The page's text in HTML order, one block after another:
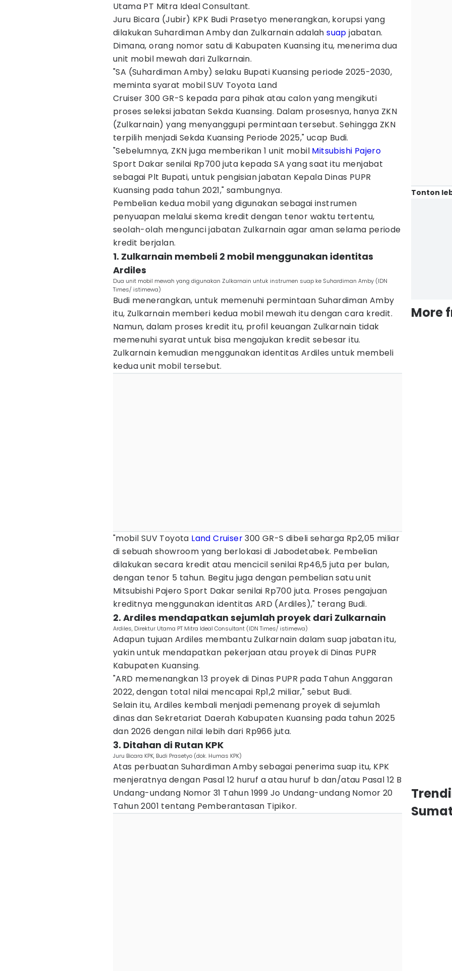
Utama PT Mitra Ideal Consultant.
Juru Bicara (Jubir) KPK Budi Prasetyo menerangkan, korupsi yang
dilakukan Suhardiman Amby dan Zulkarnain adalahsuap jabatan.
Dimana, orang nomor satu di Kabupaten Kuansing itu, menerima dua
unit mobil mewah dari Zulkarnain.
"SA (Suhardiman Amby) selaku Bupati Kuansing periode 2025-2030,
meminta syarat mobil SUV Toyota Land
Cruiser 300 GR-S kepada para pihak atau calon yang mengikuti
proses seleksi jabatan Sekda Kuansing.​ Dalam prosesnya, hanya ZKN
(Zulkarnain) yang menyanggupi permintaan tersebut. Sehingga ZKN
terpilih menjadi Sekda Kuansing Periode 2025," ucap Budi.
"​Sebelumnya, ZKN juga memberikan 1 unit mobil Mitsubishi Pajero
Sport Dakar senilai Rp700 juta kepada SA yang saat itu menjabat
sebagai Plt Bupati, untuk pengisian jabatan Kepala Dinas PUPR
Kuansing pada tahun 2021," sambungnya.
​Pembelian kedua mobil yang digunakan sebagai instrumen
penyuapan melalui skema kredit dengan tenor waktu tertentu,
seolah-olah mengunci jabatan Zulkarnain agar aman selama periode
kredit berjalan.
1. Zulkarnain membeli 2 mobil menggunakan identitas
Ardiles
Dua unit mobil mewah yang digunakan Zulkarnain untuk instrumen suap ke Suhardiman Amby (IDN
Times/ istimewa)
Budi menerangkan, untuk memenuhi permintaan Suhardiman Amby
itu, Zulkarnain memberi kedua mobil mewah itu dengan cara kredit.
Namun, dalam proses kredit itu, profil keuangan Zulkarnain tidak
memenuhi syarat untuk bisa mengajukan kredit sebesar itu.
Zulkarnain kemudian menggunakan identitas Ardiles untuk membeli
kedua unit mobil tersebut.
"mobil SUV Toyota Land Cruiser300 GR-S dibeli seharga Rp2,05 miliar
di sebuah showroom yang berlokasi di Jabodetabek. Pembelian
dilakukan secara kredit atau mencicil senilai Rp46,5 juta per bulan,
dengan tenor 5 tahun. Begitu juga dengan pembelian satu unit
Mitsubishi Pajero Sport Dakar senilai Rp700 juta. Proses pengajuan
kreditnya menggunakan identitas ARD (Ardiles)," terang Budi.
2. Ardiles mendapatkan sejumlah proyek dari Zulkarnain
Ardiles, Direktur Utama PT Mitra Ideal Consultant (IDN Times/ istimewa)
Adapun tujuan Ardiles membantu Zulkarnain dalam suap jabatan itu,
yakin untuk mendapatkan pekerjaan atau proyek di Dinas PUPR
Kabupaten Kuansing.
"ARD memenangkan 13 proyek di Dinas PUPR pada Tahun Anggaran
2022, dengan total nilai mencapai Rp1,2 miliar," sebut Budi.
Selain itu, Ardiles kembali menjadi pemenang proyek di sejumlah
dinas dan Sekretariat Daerah Kabupaten Kuansing pada tahun 2025
dan 2026 dengan nilai lebih dari Rp966 juta.
3. Ditahan di Rutan KPK
Juru Bicara KPK, Budi Prasetyo (dok. Humas KPK)
Atas perbuatan Suhardiman Amby sebagai penerima suap itu, KPK
menjeratnya dengan Pasal 12 huruf a atau huruf b dan/atau Pasal 12 B
Undang-undang Nomor 31 Tahun 1999 Jo Undang-undang Nomor 20
Tahun 2001 tentang Pemberantasan Tipikor.
Tonton
More